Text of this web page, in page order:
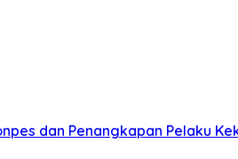
dan Penangkapan Pelaku